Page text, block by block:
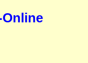
Online